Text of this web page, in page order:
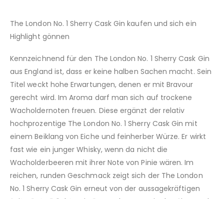
The London No. 1 Sherry Cask Gin kaufen und sich ein
Highlight gönnen
Kennzeichnend für den The London No. 1 Sherry Cask Gin
aus England ist, dass er keine halben Sachen macht. Sein
Titel weckt hohe Erwartungen, denen er mit Bravour
gerecht wird. Im Aroma darf man sich auf trockene
Wacholdernoten freuen. Diese ergänzt der relativ
hochprozentige The London No. 1 Sherry Cask Gin mit
einem Beiklang von Eiche und feinherber Würze. Er wirkt
fast wie ein junger Whisky, wenn da nicht die
Wacholderbeeren mit ihrer Note von Pinie wären. Im
reichen, runden Geschmack zeigt sich der The London
No. 1 Sherry Cask Gin erneut von der aussagekräftigen